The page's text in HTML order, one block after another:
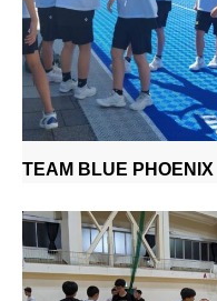
TEAM BLUE PHOENIX